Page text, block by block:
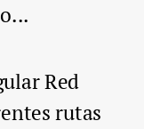
Red
rutas